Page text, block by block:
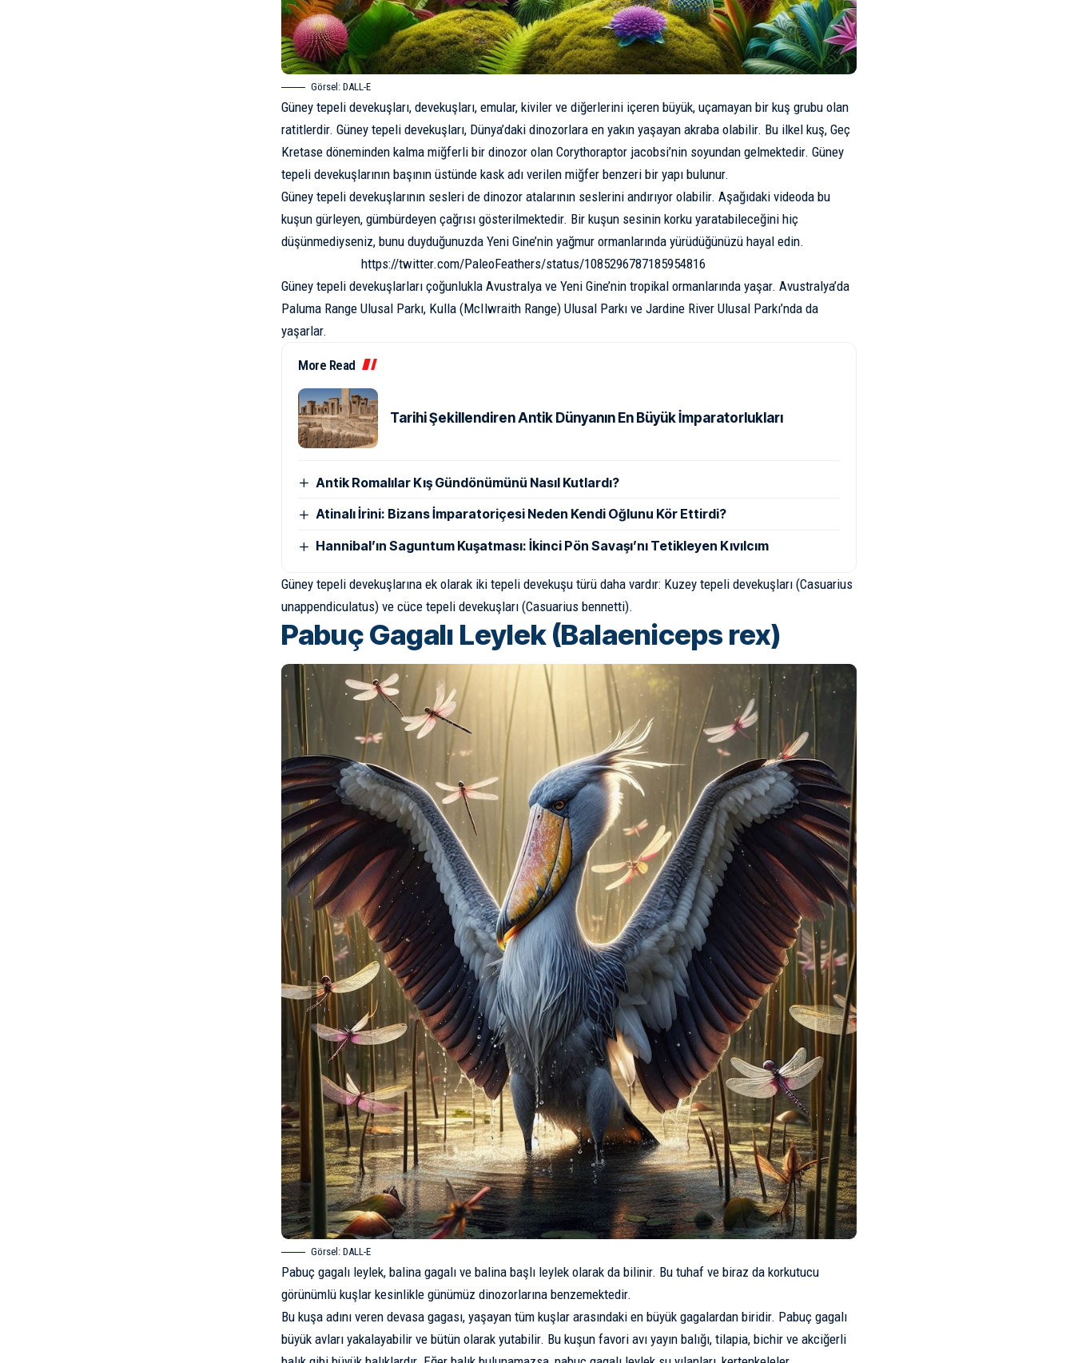
Görsel: DALL-E
Güney tepeli devekuşları, devekuşları, emular, kiviler ve diğerlerini içeren büyük, uçamayan bir kuş grubu olan
ratitlerdir. Güney tepeli devekuşları, Dünya’daki dinozorlara en yakın yaşayan akraba olabilir. Bu ilkel kuş, Geç
Kretase döneminden kalma miğferli bir dinozor olan Corythoraptor jacobsi’nin soyundan gelmektedir. Güney
tepeli devekuşlarının başının üstünde kask adı verilen miğfer benzeri bir yapı bulunur.
Güney tepeli devekuşlarının sesleri de dinozor atalarının seslerini andırıyor olabilir. Aşağıdaki videoda bu
kuşun gürleyen, gümbürdeyen çağrısı gösterilmektedir. Bir kuşun sesinin korku yaratabileceğini hiç
düşünmediyseniz, bunu duyduğunuzda Yeni Gine’nin yağmur ormanlarında yürüdüğünüzü hayal edin.
https://twitter.com/PaleoFeathers/status/1085296787185954816
Güney tepeli devekuşlarları çoğunlukla Avustralya ve Yeni Gine’nin tropikal ormanlarında yaşar. Avustralya’da
Paluma Range Ulusal Parkı, Kulla (McIlwraith Range) Ulusal Parkı ve Jardine River Ulusal Parkı’nda da
yaşarlar.
More Read
Tarihi Şekillendiren Antik Dünyanın En Büyük İmparatorlukları
Antik Romalılar Kış Gündönümünü Nasıl Kutlardı?
Atinalı İrini: Bizans İmparatoriçesi Neden Kendi Oğlunu Kör Ettirdi?
Hannibal’ın Saguntum Kuşatması: İkinci Pön Savaşı’nı Tetikleyen Kıvılcım
Güney tepeli devekuşlarına ek olarak iki tepeli devekuşu türü daha vardır: Kuzey tepeli devekuşları (Casuarius
unappendiculatus) ve cüce tepeli devekuşları (Casuarius bennetti).
Pabuç Gagalı Leylek (Balaeniceps rex)
Görsel: DALL-E
Pabuç gagalı leylek, balina gagalı ve balina başlı leylek olarak da bilinir. Bu tuhaf ve biraz da korkutucu
görünümlü kuşlar kesinlikle günümüz dinozorlarına benzemektedir.
Bu kuşa adını veren devasa gagası, yaşayan tüm kuşlar arasındaki en büyük gagalardan biridir. Pabuç gagalı
büyük avları yakalayabilir ve bütün olarak yutabilir. Bu kuşun favori avı yayın balığı, tilapia, bichir ve akciğerli